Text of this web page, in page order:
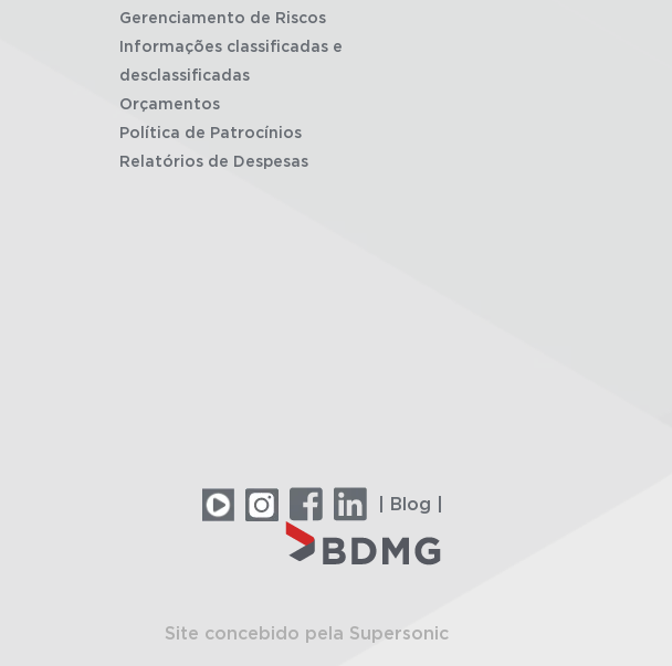
Gerenciamento de Riscos
Informações classificadas e
desclassificadas
Orçamentos
Política de Patrocínios
Relatórios de Despesas
| Blog |
Site concebido pela Supersonic